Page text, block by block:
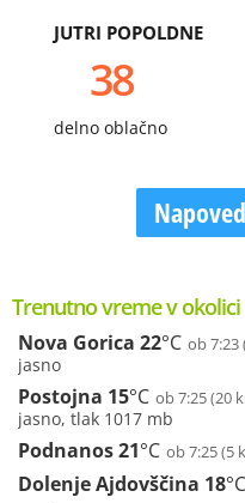
JUTRI POPOLDNE
38
delno oblačno
Trenutno vreme v okolici
Nova Gorica 22°C ob 7:23
jasno
Postojna 15°C ob 7:25 (20
jasno, tlak 1017 mb
Podnanos21°C ob 7:25 (5
Dolenje Ajdovščina 18°C